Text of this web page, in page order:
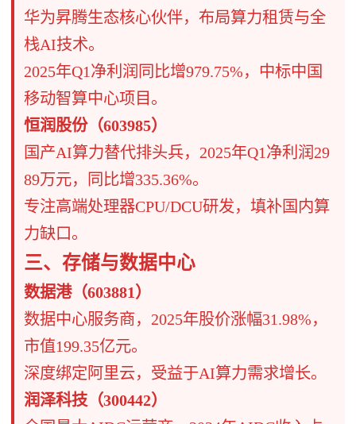
​​华为昇腾生态核心伙伴​​，布局算力租赁与全
栈AI技术。
​​2025年Q1净利润同比增979.75%​​，中标中国
移动智算中心项目。
​​恒润股份（603985）​​
​​国产AI算力替代排头兵​​，2025年Q1净利润29
89万元，同比增335.36%。
专注高端处理器CPU/DCU研发，填补国内算
力缺口。
​​三、存储与数据中心​​
​​数据港（603881）​​
​​数据中心服务商​​，2025年股价涨幅31.98%，
市值199.35亿元。
深度绑定阿里云，受益于AI算力需求增长。
​​润泽科技（300442）​​